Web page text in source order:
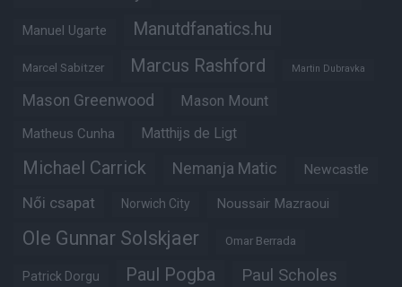
Manuel Ugarte Manutdfanatics.hu
Marcel Sabitzer Marcus Rashford Martin Dubravka
Mason Greenwood Mason Mount
Matheus Cunha Matthijs de Ligt
Michael Carrick Nemanja Matic Newcastle
Női csapat Norwich City Noussair Mazraoui
Ole Gunnar Solskjaer Omar Berrada
Patrick Dorgu Paul Pogba Paul Scholes